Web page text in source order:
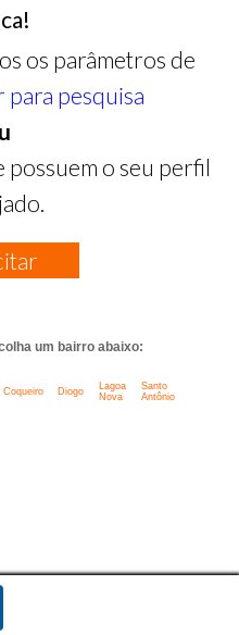
os parâmetros de
para pesquisa
possuem o seu perfil
um bairro abaixo:
Coqueiro Diogo
Lagoa
Nova
Santo
Antônio